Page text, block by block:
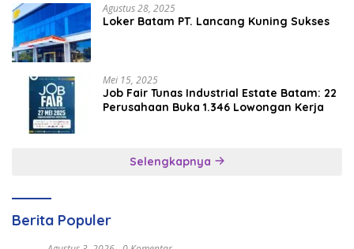
Agustus 28, 2025
Loker Batam PT. Lancang Kuning Sukses
Mei 15, 2025
Job Fair Tunas Industrial Estate Batam: 22
Perusahaan Buka 1.346 Lowongan Kerja
Selengkapnya
Berita Populer